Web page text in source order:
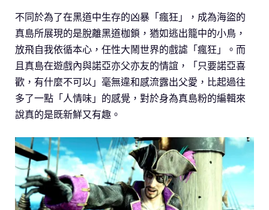
不同於為了在黑道中生存的凶暴「瘋狂」，成為海盜的
真島所展現的是脫離黑道枷鎖，猶如逃出籠中的小鳥，
放飛自我依循本心，任性大鬧世界的戲謔「瘋狂」。而
且真島在遊戲內與諾亞亦父亦友的情誼，「只要諾亞喜
歡，有什麼不可以」毫無違和感流露出父愛，比起過往
多了一點「人情味」的感覺，對於身為真島粉的編輯來
說真的是既新鮮又有趣。